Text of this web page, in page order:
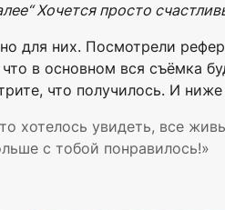
Хочется просто
для них. Посмотрели
в основном вся съёмка
что получилось. И
хотелось увидеть, все
с тобой понравилось!»